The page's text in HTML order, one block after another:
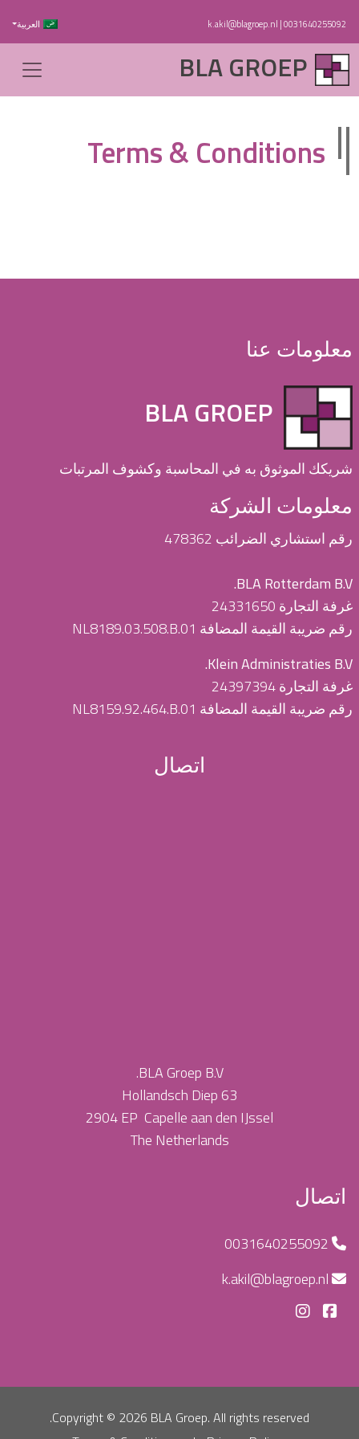
0031640255092
|
k.akil@blagroep.nl العربية
BLA GROEP
Terms & Conditions
معلومات عنا
BLA GROEP
شريكك الموثوق به في المحاسبة وكشوف المرتبات
معلومات الشركة
رقم استشاري الضرائب 478362
BLA Rotterdam B.V.
غرفة التجارة 24331650
رقم ضريبة القيمة المضافة NL8189.03.508.B.01
Klein Administraties B.V.
غرفة التجارة 24397394
رقم ضريبة القيمة المضافة NL8159.92.464.B.01
اتصال
BLA Groep B.V.
Hollandsch Diep 63
2904EP Capelle aan den IJssel
The Netherlands
اتصال
0031640255092
k.akil@blagroep.nl
Copyright © 2026 BLA Groep. All rights reserved.